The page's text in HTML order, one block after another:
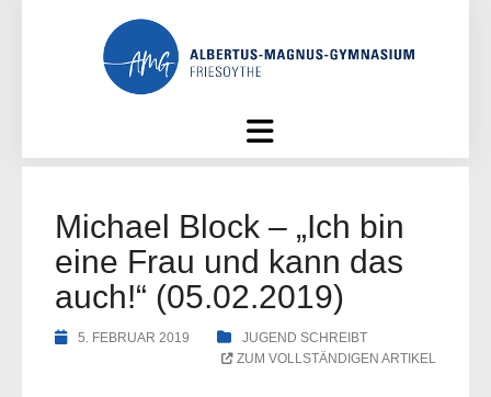
Michael Block – „Ich bin
eine Frau und kann das
auch!“ (05.02.2019)
5. FEBRUAR 2019
JUGEND SCHREIBT
ZUM VOLLSTÄNDIGEN ARTIKEL